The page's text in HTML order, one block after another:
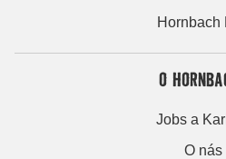
Hornbach
O
Jobs a
O nás